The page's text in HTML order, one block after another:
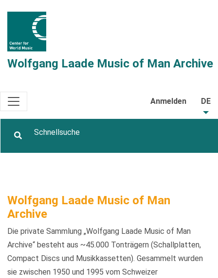
Wolfgang Laade Music of Man Archive
Anmelden DE
Wolfgang Laade Music of Man
Archive
Die private Sammlung „Wolfgang Laade Music of Man
Archive“ besteht aus ~45.000 Tonträgern (Schallplatten,
Compact Discs und Musikkassetten). Gesammelt wurden
sie zwischen 1950 und 1995 vom Schweizer